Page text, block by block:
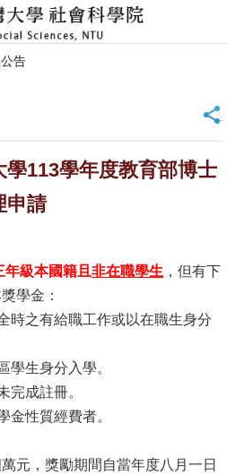
告
_
學113學年度教育部博士
申請
級本國籍且 非在職學生 ，但有下
學金：
時之有給職工作或以在職生身分
學生身分入學。
完成註冊。
金性質經費者。
元，獎勵期間自當年度八月一日